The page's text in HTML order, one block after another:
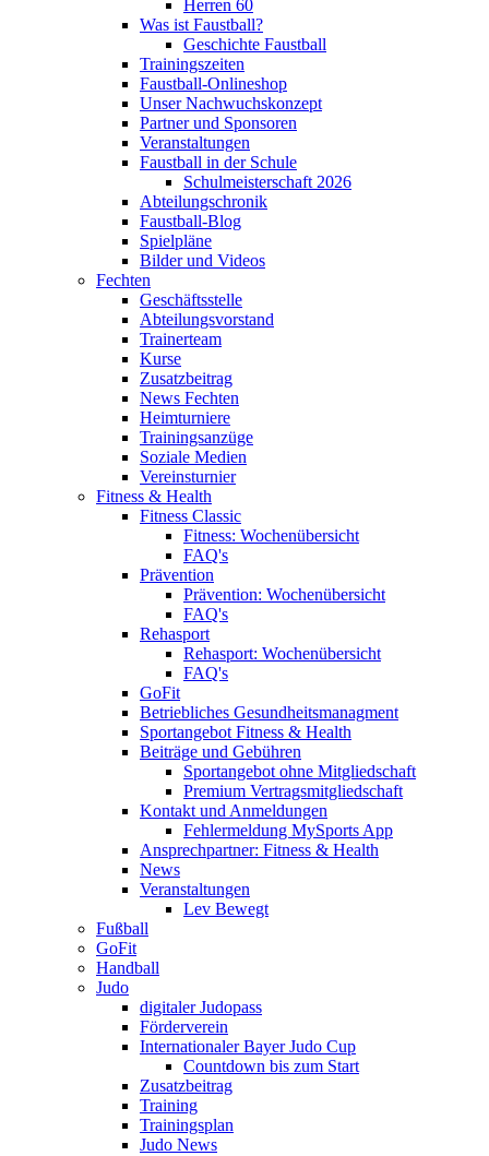
Herren 60
Was ist Faustball?
Geschichte Faustball
Trainingszeiten
Faustball-Onlineshop
Unser Nachwuchskonzept
Partner und Sponsoren
Veranstaltungen
Faustball in der Schule
Schulmeisterschaft 2026
Abteilungschronik
Faustball-Blog
Spielpläne
Bilder und Videos
Fechten
Geschäftsstelle
Abteilungsvorstand
Trainerteam
Kurse
Zusatzbeitrag
News Fechten
Heimturniere
Trainingsanzüge
Soziale Medien
Vereinsturnier
Fitness & Health
Fitness Classic
Fitness: Wochenübersicht
FAQ's
Prävention
Prävention: Wochenübersicht
FAQ's
Rehasport
Rehasport: Wochenübersicht
FAQ's
GoFit
Betriebliches Gesundheitsmanagment
Sportangebot Fitness & Health
Beiträge und Gebühren
Sportangebot ohne Mitgliedschaft
Premium Vertragsmitgliedschaft
Kontakt und Anmeldungen
Fehlermeldung MySports App
Ansprechpartner: Fitness & Health
News
Veranstaltungen
Lev Bewegt
Fußball
GoFit
Handball
Judo
digitaler Judopass
Förderverein
Internationaler Bayer Judo Cup
Countdown bis zum Start
Zusatzbeitrag
Training
Trainingsplan
Judo News